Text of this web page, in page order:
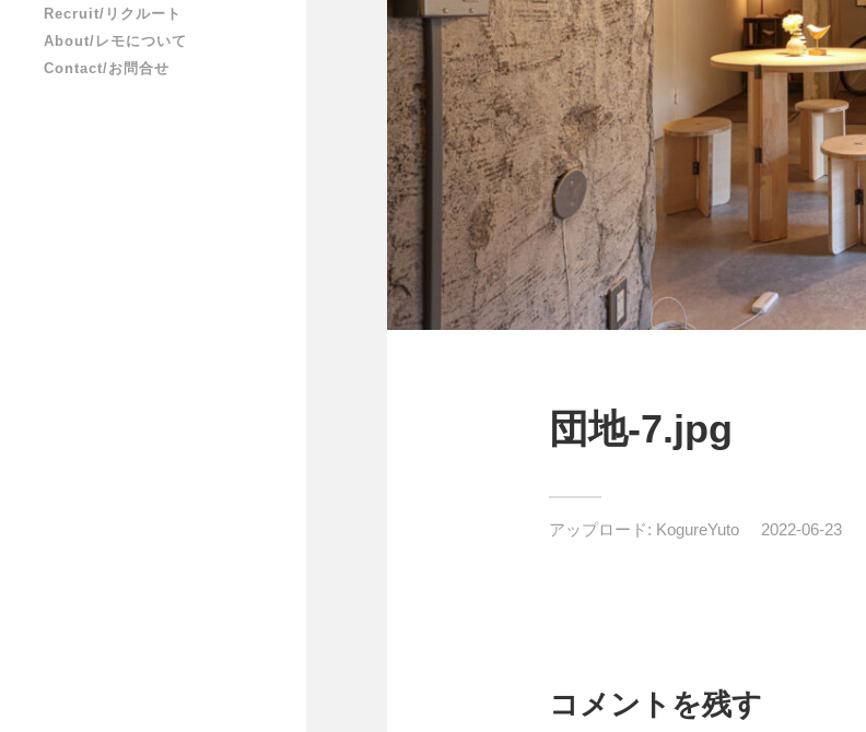
Recruit/リクルート
About/レモについて
Contact/お問合せ
団地-7.jpg
アップロード: KogureYuto 2022-06-23
コメントを残す